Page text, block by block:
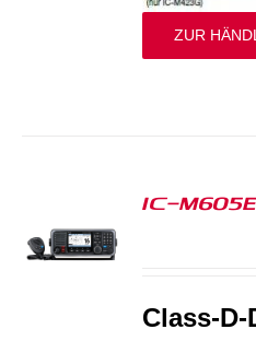
ZUR
IC-
Class-D-